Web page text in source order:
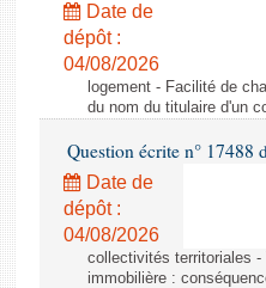
Budget et sécurité sociale
Questions écrites et orales
Comptes rendus des débats
Date de
dépôt :
04/08/2026
logement - Facilité de
du nom du titulaire d'un
Question écrite n°
Date de
dépôt :
04/08/2026
collectivités territoriales
immobilière :